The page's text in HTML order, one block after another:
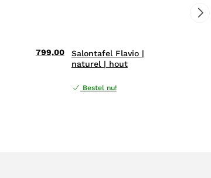
799,00
Salontafel Flavio |
naturel | hout
Bestel nu!